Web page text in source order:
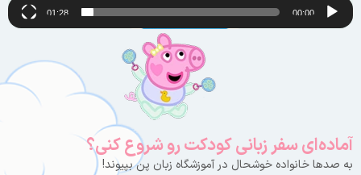
00:00
01:28
آماده‌ای سفر زبانی کودکت رو شروع کنی؟
به صدها خانواده خوشحال در آموزشگاه زبان پن بپیوند!